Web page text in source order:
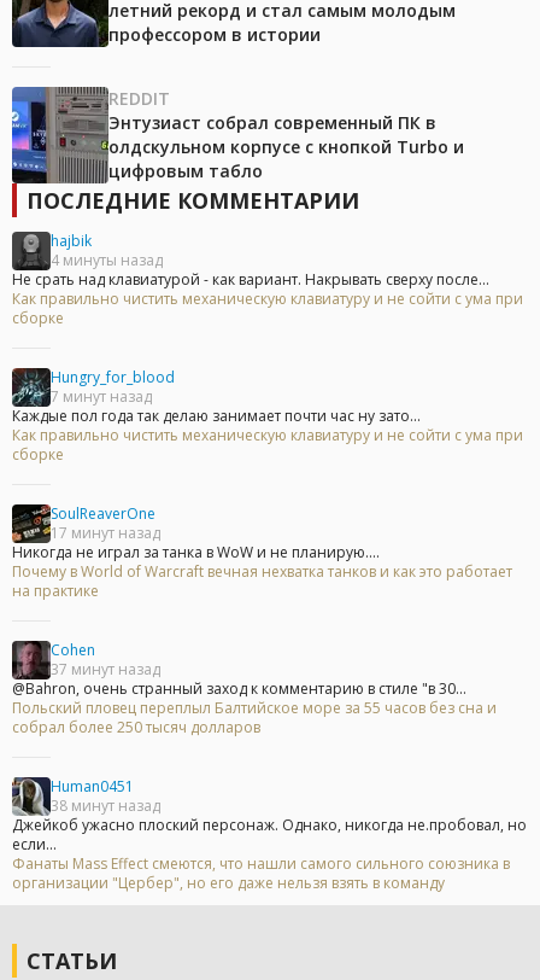
летний рекорд и стал самым молодым
профессором в истории
REDDIT
Энтузиаст собрал современный ПК в
олдскульном корпусе с кнопкой Turbo и
цифровым табло
ПОСЛЕДНИЕ КОММЕНТАРИИ
hajbik
4 минуты назад
Не срать над клавиатурой - как вариант. Накрывать сверху после...
Как правильно чистить механическую клавиатуру и не сойти с ума при
сборке
Hungry_for_blood
7 минут назад
Каждые пол года так делаю занимает почти час ну зато...
Как правильно чистить механическую клавиатуру и не сойти с ума при
сборке
SoulReaverOne
17 минут назад
Никогда не играл за танка в WoW и не планирую....
Почему в World of Warcraft вечная нехватка танков и как это работает
на практике
Cohen
37 минут назад
@Bahron, очень странный заход к комментарию в стиле "в 30...
Польский пловец переплыл Балтийское море за 55 часов без сна и
собрал более 250 тысяч долларов
Human0451
38 минут назад
Джейкоб ужасно плоский персонаж. Однако, никогда не.пробовал, но
если...
Фанаты Mass Effect смеются, что нашли самого сильного союзника в
организации "Цербер", но его даже нельзя взять в команду
СТАТЬИ